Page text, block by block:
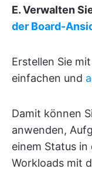
E. Verwalten
der Board-
Erstellen Sie
einfachen und
Damit können
anwenden,
einem Status
Workloads mit